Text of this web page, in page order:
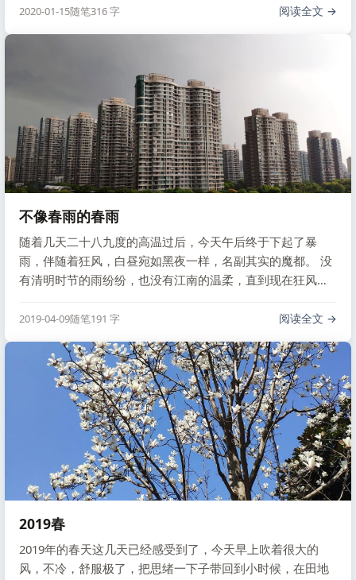
领导的号召？听起来高大上？至少互联网上的各种币，各种
2020-01-15随笔316 字 阅读全文
不像春雨的春雨
随着几天二十八九度的高温过后，今天午后终于下起了暴
雨，伴随着狂风，白昼宛如黑夜一样，名副其实的魔都。 没
有清明时节的雨纷纷，也没有江南的温柔，直到现在狂风还
雨天的，小时候的屋子有屋檐，下雨的时候雨水顺着屋檐留
叶上，声音非常舒服，后来看小森林，下雨的时候总是 …
2019-04-09随笔191 字 阅读全文
2019春
2019年的春天这几天已经感受到了，今天早上吹着很大的
风，不冷，舒服极了，把思绪一下子带回到小时候，在田地